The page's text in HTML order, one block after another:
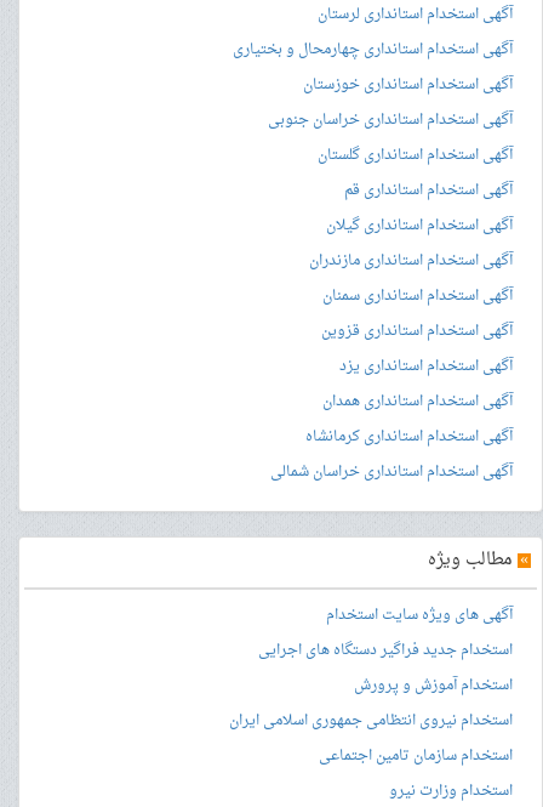
آگهی استخدام استانداری لرستان
آگهی استخدام استانداری چهارمحال و بختیاری
آگهی استخدام استانداری خوزستان
آگهی استخدام استانداری خراسان جنوبی
آگهی استخدام استانداری گلستان
آگهی استخدام استانداری قم
آگهی استخدام استانداری گیلان
آگهی استخدام استانداری مازندران
آگهی استخدام استانداری سمنان
آگهی استخدام استانداری قزوین
آگهی استخدام استانداری یزد
آگهی استخدام استانداری همدان
آگهی استخدام استانداری کرمانشاه
آگهی استخدام استانداری خراسان شمالی
» مطالب ویژه
آگهی های ویژه سایت استخدام
استخدام جدید فراگیر دستگاه های اجرایی
استخدام آموزش و پرورش
استخدام نیروی انتظامی جمهوری اسلامی ایران
استخدام سازمان تامین اجتماعی
استخدام وزارت نیرو